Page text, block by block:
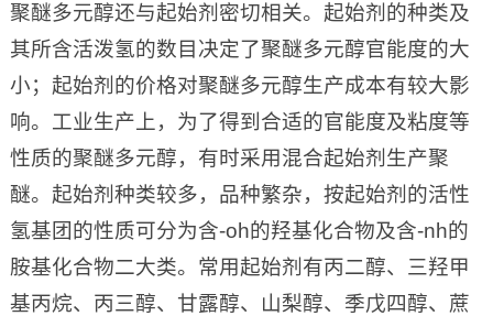
聚醚多元醇还与起始剂密切相关。起始剂的种类及
其所含活泼氢的数目决定了聚醚多元醇官能度的大
小；起始剂的价格对聚醚多元醇生产成本有较大影
响。工业生产上，为了得到合适的官能度及粘度等
性质的聚醚多元醇，有时采用混合起始剂生产聚
醚。起始剂种类较多，品种繁杂，按起始剂的活性
氢基团的性质可分为含-oh的羟基化合物及含-nh的
胺基化合物二大类。常用起始剂有丙二醇、三羟甲
基丙烷、丙三醇、甘露醇、山梨醇、季戊四醇、蔗